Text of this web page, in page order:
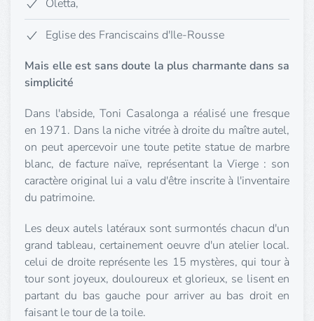
Oletta,
Eglise des Franciscains d'Ile-Rousse
Mais elle est sans doute la plus charmante dans sa
simplicité
Dans l'abside, Toni Casalonga a réalisé une fresque
en 1971. Dans la niche vitrée à droite du maître autel,
on peut apercevoir une toute petite statue de marbre
blanc, de facture naïve, représentant la Vierge : son
caractère original lui a valu d'être inscrite à l'inventaire
du patrimoine.
Les deux autels latéraux sont surmontés chacun d'un
grand tableau, certainement oeuvre d'un atelier local.
celui de droite représente les 15 mystères, qui tour à
tour sont joyeux, douloureux et glorieux, se lisent en
partant du bas gauche pour arriver au bas droit en
faisant le tour de la toile.